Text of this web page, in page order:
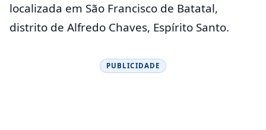
localizada em São Francisco de Batatal,
distrito de Alfredo Chaves, Espírito Santo.
PUBLICIDADE